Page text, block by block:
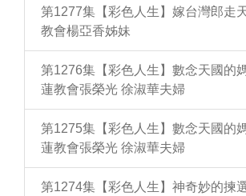
第1277集【彩色人生】嫁台灣郎走
教會楊亞香姊妹
第1276集【彩色人生】數念天國的
蓮教會張榮光 徐淑華夫婦
第1275集【彩色人生】數念天國的
蓮教會張榮光 徐淑華夫婦
第1274集【彩色人生】神奇妙的揀